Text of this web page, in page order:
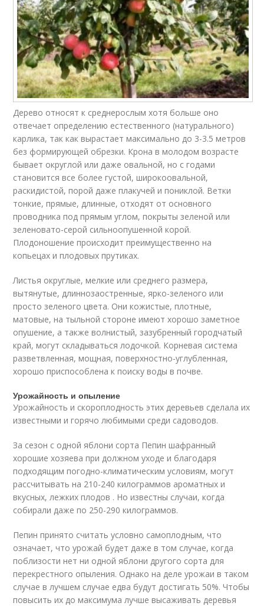
Дерево относят к среднерослым хотя больше оно
отвечает определению естественного (натурального)
карлика, так как вырастает максимально до 3-3.5 метров
без формирующей обрезки. Крона в молодом возрасте
бывает округлой или даже овальной, но с годами
становится все более густой, широкоовальной,
раскидистой, порой даже плакучей и пониклой. Ветки
тонкие, прямые, длинные, отходят от основного
проводника под прямым углом, покрыты зеленой или
зеленовато-серой сильноопушенной корой.
Плодоношение происходит преимущественно на
копьецах и плодовых прутиках.
Листья округлые, мелкие или среднего размера,
вытянутые, длиннозаостренные, ярко-зеленого или
просто зеленого цвета. Они кожистые, плотные,
матовые, на тыльной стороне имеют хорошо заметное
опушение, а также волнистый, зазубренный городчатый
край, могут складываться лодочкой. Корневая система
разветвленная, мощная, поверхностно-углубленная,
хорошо приспособлена к поиску воды в почве.
Урожайность и опыление
Урожайность и скороплодность этих деревьев сделала их
известными и горячо любимыми среди садоводов.
За сезон с одной яблони сорта Пепин шафранный
хорошие хозяева при должном уходе и благодаря
подходящим погодно-климатическим условиям, могут
рассчитывать на 210-240 килограммов ароматных и
вкусных, лежких плодов . Но известны случаи, когда
собирали даже по 250-290 килограммов.
Пепин принято считать условно самоплодным, что
означает, что урожай будет даже в том случае, когда
поблизости нет ни одной яблони другого сорта для
перекрестного опыления. Однако на деле урожаи в таком
случае в лучшем случае едва будут достигать 50%. Чтобы
повысить их до максимума лучше высаживать деревья